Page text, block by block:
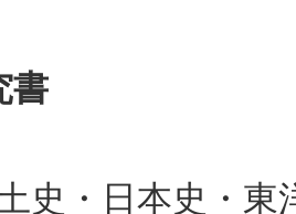
書
史・日本史・